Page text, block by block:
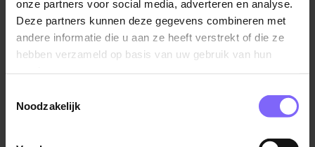
onze partners voor social media, adverteren en analyse.
Deze partners kunnen deze gegevens combineren met
andere informatie die u aan ze heeft verstrekt of die ze
hebben verzameld op basis van uw gebruik van hun
Noodzakelijk
Skillsprofiel